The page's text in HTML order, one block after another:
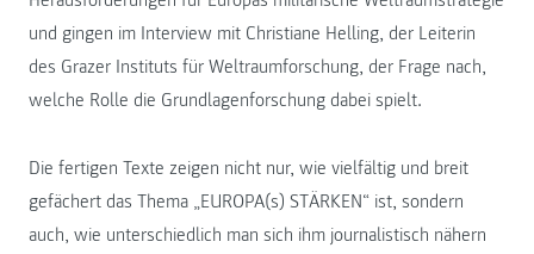
und gingen im Interview mit Christiane Helling, der Leiterin
des Grazer Instituts für Weltraumforschung, der Frage nach,
welche Rolle die Grundlagenforschung dabei spielt.
Die fertigen Texte zeigen nicht nur, wie vielfältig und breit
gefächert das Thema „EUROPA(s) STÄRKEN“ ist, sondern
auch, wie unterschiedlich man sich ihm journalistisch nähern